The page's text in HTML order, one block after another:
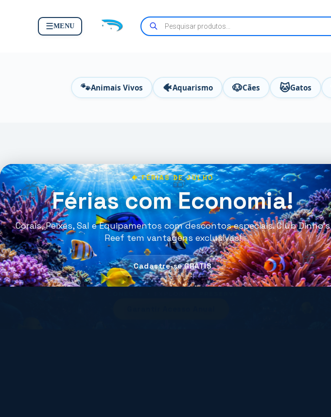
☰MENU
🐾Animais Vivos 🐠Aquarismo 🐶Cães 🐱Gatos
R$ 238,80
R$ 197,00
🎁
🎁
🎁
🐠 FÉRIAS DE JULHO
Férias com Economia!
Corais, Peixes, Sal e Equipamentos com descontos especiais. Club Dinho's
Reef tem vantagens exclusivas!
Cadastre-se GRÁTIS